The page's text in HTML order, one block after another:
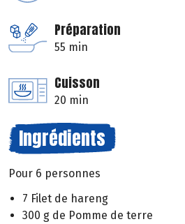
Préparation
55 min
Cuisson
20 min
Ingrédients
Pour 6 personnes
7 Filet de hareng
300 g de Pomme de terre